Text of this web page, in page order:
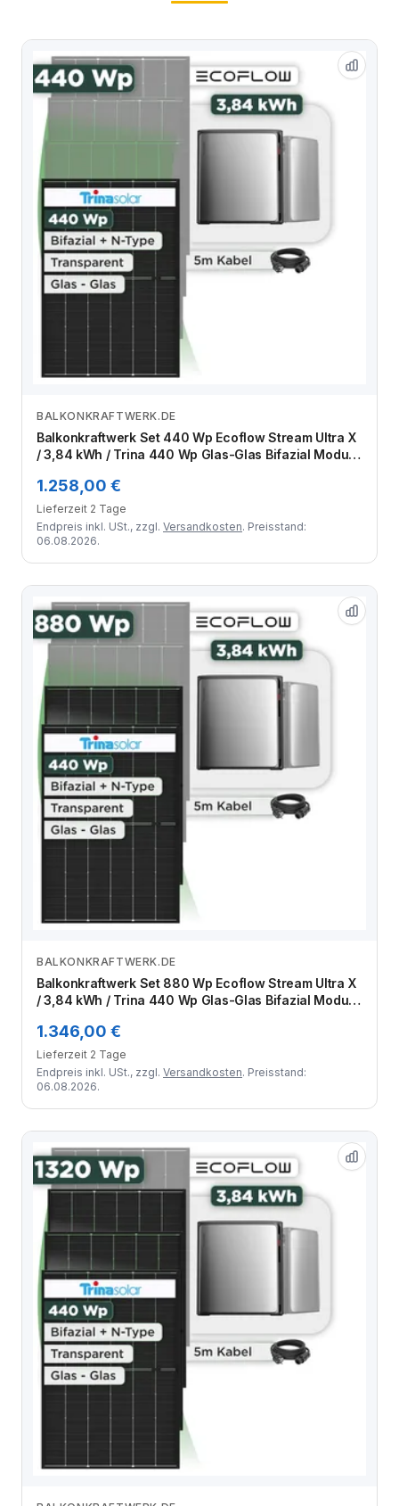
Zum Angebot
BALKONKRAFTWERK.DE
Balkonkraftwerk Set 440 Wp Ecoflow Stream Ultra X
/ 3,84 kWh / Trina 440 Wp Glas-Glas Bifazial Modul /
1.258,00 €
Lieferzeit 2 Tage
Endpreis inkl. USt., zzgl. Versandkosten. Preisstand:
06.08.2026.
Zum Angebot
BALKONKRAFTWERK.DE
Balkonkraftwerk Set 880 Wp Ecoflow Stream Ultra X
/ 3,84 kWh / Trina 440 Wp Glas-Glas Bifazial Modul /
1.346,00 €
Lieferzeit 2 Tage
Endpreis inkl. USt., zzgl. Versandkosten. Preisstand:
06.08.2026.